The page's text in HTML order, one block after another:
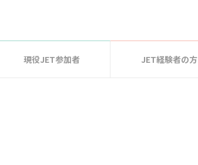
現役JET参加者 JET経験者の方